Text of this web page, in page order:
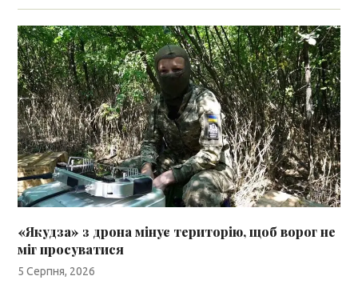
«Якудза» з дрона мінує територію, щоб ворог не
міг просуватися
5 Серпня, 2026